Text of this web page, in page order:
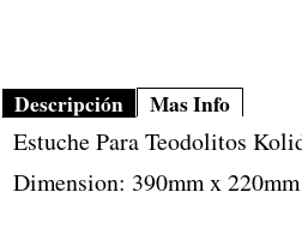
Descripción Mas Info
Estuche Para Teodolitos
Dimension: 390mm x